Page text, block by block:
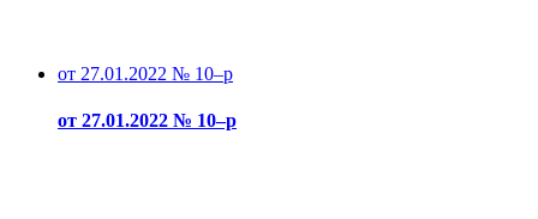
от 27.01.2022 № 10–р
от 27.01.2022 № 10–р